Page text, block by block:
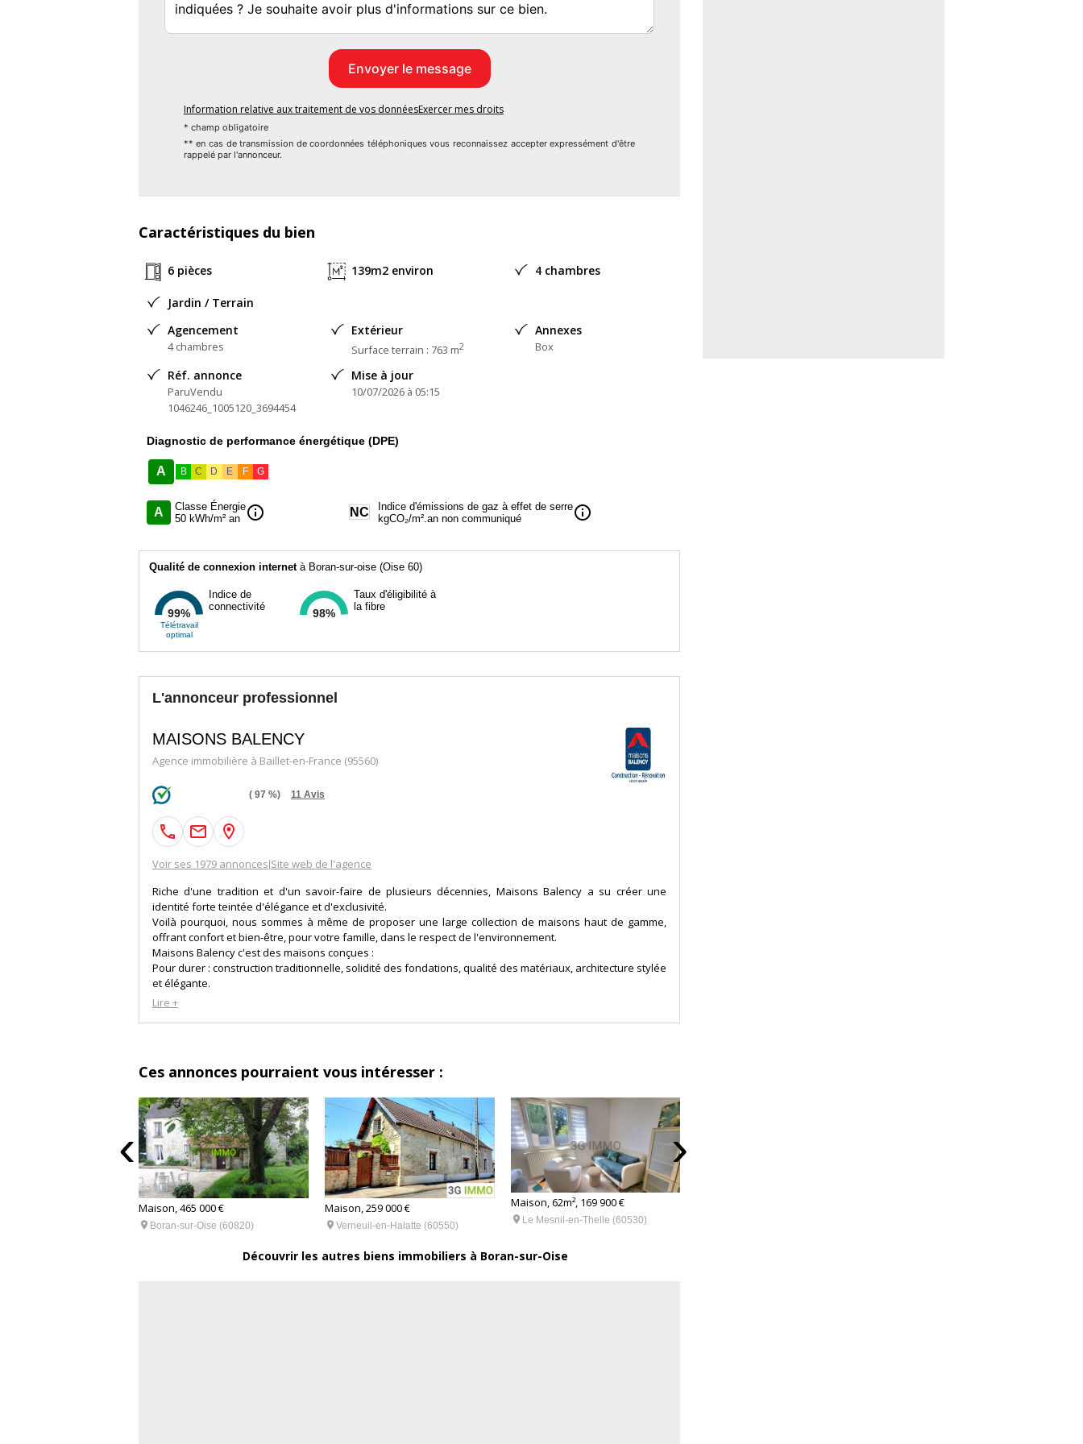
Tarif modifiable sans préavis). Etiquette énergie : A. Différents modèles disponibles pour ce terrain.
Assurances et garanties du constructeur (RC professionnelle, décennale, dommage ouvrage, garantie de
remboursement de l'acompte, livraison à prix et délai convenu) : HEXAOM Services est enregistré auprès
de l'ORIAS en tant que Courtier en financement, Niveau 1, sous le numéro 14001345.
MAISONS BALENCY 81 rue de Paris 95560 Baillet-en-France
Référence : WB2456399_4
Information relative aux traitement de vos donnéesExercer mes droits
* champ obligatoire
** en cas de transmission de coordonnées téléphoniques vous reconnaissez accepter expressément d'être
rappelé par l'annonceur.
Caractéristiques du bien
6 pièces 139m2 environ 4 chambres
Jardin / Terrain
Agencement
4 chambres
Extérieur
Surface terrain : 763 m2
Annexes
Box
Réf. annonce
ParuVendu
1046246_1005120_3694454
Mise à jour
10/07/2026 à 05:15
Diagnostic de performance énergétique (DPE)
A B C D E F G
A
Classe Énergie
50 kWh/m² an info NC
Indice d'émissions de gaz à effet de serre
kgCO₂/m².an non communiqué
info
Qualité de connexion internetà Boran-sur-oise (Oise 60)
99%
Télétravail
optimal
Indice de
connectivité
98%
Taux d'éligibilité à
la fibre
L'annonceur professionnel
MAISONS BALENCY
Agence immobilière à Baillet-en-France (95560)
( 97 %) 11 Avis
Voir ses 1979 annonces|Site web de l'agence
Riche d'une tradition et d'un savoir-faire de plusieurs décennies, Maisons Balency a su créer une
identité forte teintée d'élégance et d'exclusivité.
Voilà pourquoi, nous sommes à même de proposer une large collection de maisons haut de gamme,
offrant confort et bien-être, pour votre famille, dans le respect de l'environnement.
Maisons Balency c'est des maisons conçues :
Pour durer : construction traditionnelle, solidité des fondations, qualité des matériaux, architecture stylée
et élégante.
Pour profiter pleinement d'un certain art de vivre : élégance des lignes, raffinement des finitions, respect
Lire +
Ces annonces pourraient vous intéresser :
Maison, 465 000 €
 Boran-sur-Oise (60820)
Maison, 259 000 €
 Verneuil-en-Halatte (60550)
Maison, 62m², 169 900 €
 Le Mesnil-en-Thelle (60530)
‹ ›
Découvrir les autres biens immobiliers à Boran-sur-Oise